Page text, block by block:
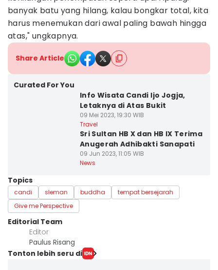
banyak batu yang hilang, kalau bongkar total, kita
harus menemukan dari awal paling bawah hingga
atas," ungkapnya.
Share Article
Curated For You
Info Wisata Candi Ijo Jogja,
Letaknya di Atas Bukit
09 Mei 2023, 19:30 WIB
Travel
Sri Sultan HB X dan HB IX Terima
Anugerah Adhibakti Sanapati
09 Jun 2023, 11:05 WIB
News
Topics
candi sleman buddha
tempat bersejarah
Give me Perspective
Editorial Team
Editor
Paulus Risang
Tonton lebih seru di